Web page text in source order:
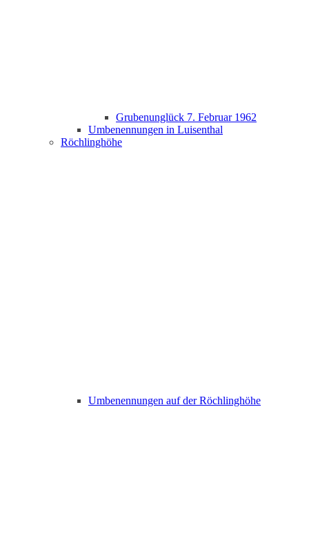
Grubenunglück 7. Februar 1962
Umbenennungen in Luisenthal
Röchlinghöhe
Umbenennungen auf der Röchlinghöhe